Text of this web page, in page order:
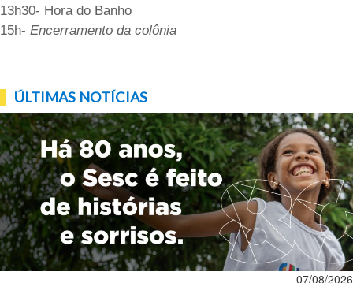
13h30- Hora do Banho
15h- Encerramento da colônia
ÚLTIMAS NOTÍCIAS
07/08/2026